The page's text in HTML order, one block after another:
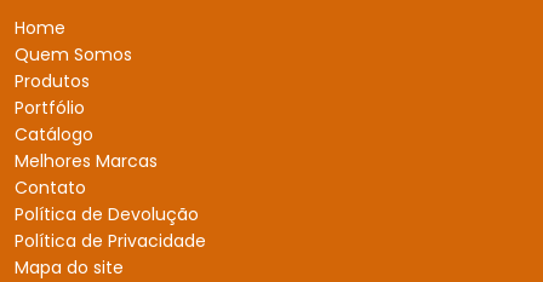
Home
Quem Somos
Produtos
Portfólio
Catálogo
Melhores Marcas
Contato
Política de Devolução
Política de Privacidade
Mapa do site